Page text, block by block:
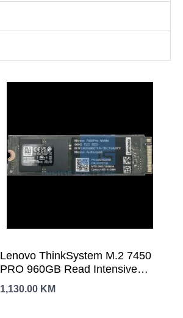
Lenovo ThinkSystem M.2 7450
PRO 960GB Read Intensive
NVMe PCIe 4.0 x4 NHS SSD
1,130.00 KM